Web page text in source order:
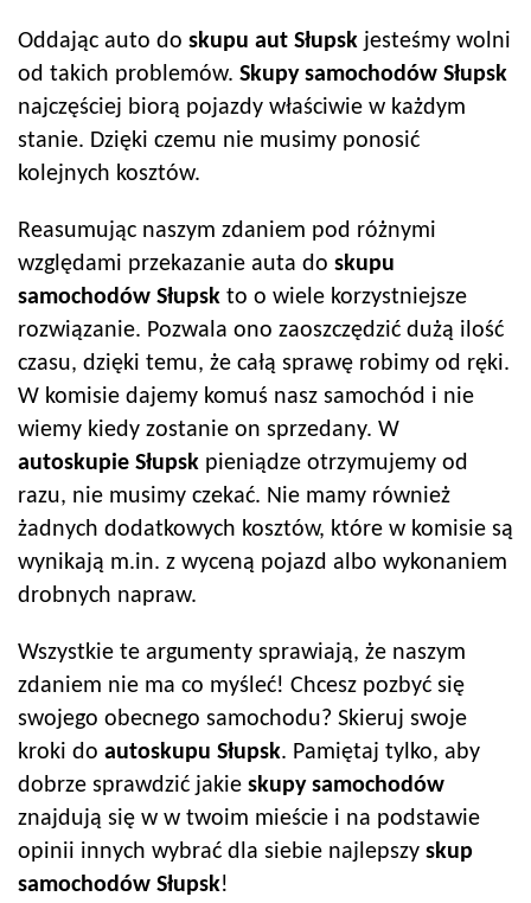
Oddając auto do skupu aut Słupsk jesteśmy wolni
od takich problemów. Skupy samochodów Słupsk
najczęściej biorą pojazdy właściwie w każdym
stanie. Dzięki czemu nie musimy ponosić
kolejnych kosztów.
Reasumując naszym zdaniem pod różnymi
względami przekazanie auta do skupu
samochodów Słupsk to o wiele korzystniejsze
rozwiązanie. Pozwala ono zaoszczędzić dużą ilość
czasu, dzięki temu, że całą sprawę robimy od ręki.
W komisie dajemy komuś nasz samochód i nie
wiemy kiedy zostanie on sprzedany. W
autoskupie Słupsk pieniądze otrzymujemy od
razu, nie musimy czekać. Nie mamy również
żadnych dodatkowych kosztów, które w komisie są
wynikają m.in. z wyceną pojazd albo wykonaniem
drobnych napraw.
Wszystkie te argumenty sprawiają, że naszym
zdaniem nie ma co myśleć! Chcesz pozbyć się
swojego obecnego samochodu? Skieruj swoje
kroki do autoskupu Słupsk. Pamiętaj tylko, aby
dobrze sprawdzić jakie skupy samochodów
znajdują się w w twoim mieście i na podstawie
opinii innych wybrać dla siebie najlepszy skup
samochodów Słupsk!